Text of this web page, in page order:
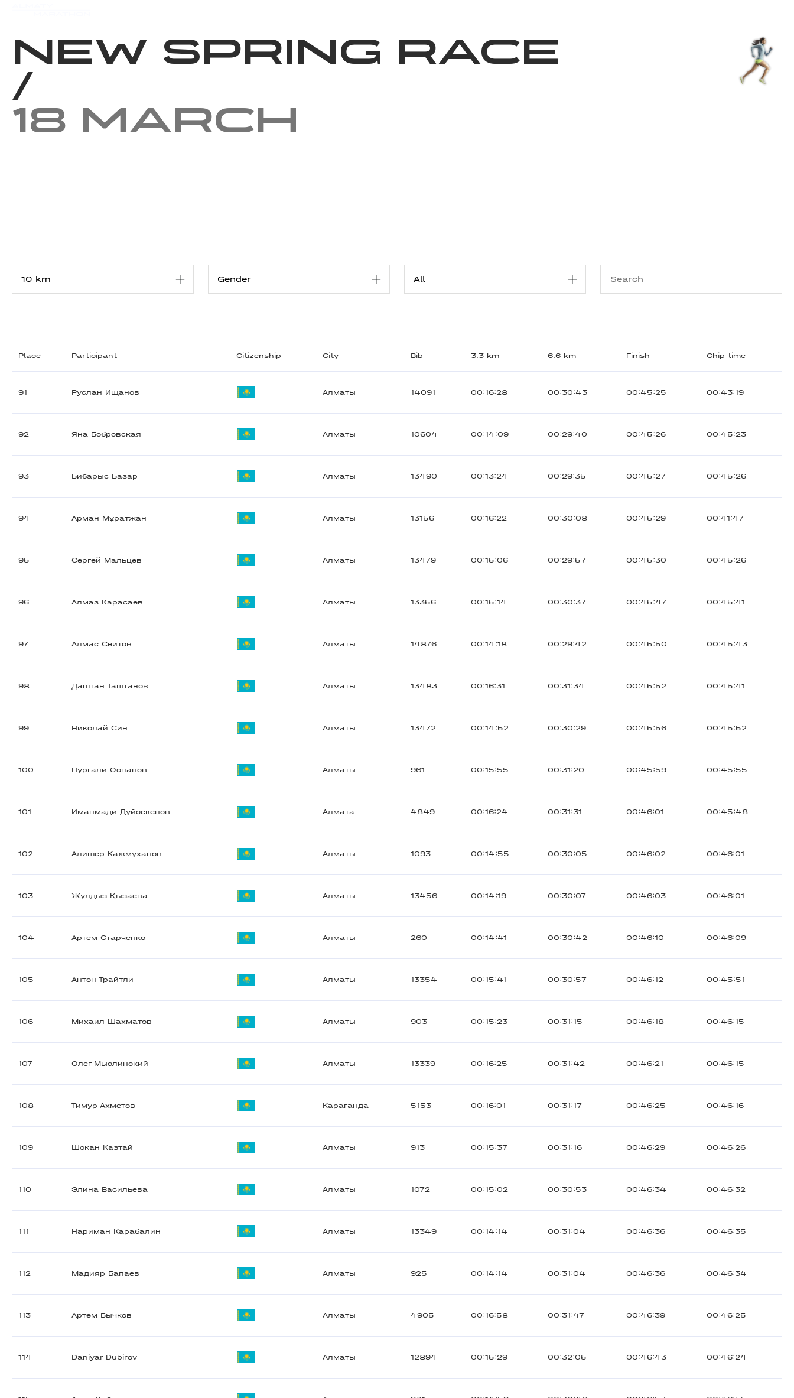
New Spring Race
/
18 March
Place Participant Citizenship City Bib 3.3 km 6.6 km Finish Chip time
91 Руслан Ищанов Алматы 14091 00:16:28 00:30:43 00:45:25 00:43:19
92 Яна Бобровская Алматы 10604 00:14:09 00:29:40 00:45:26 00:45:23
93 Бибарыс Базар Алматы 13490 00:13:24 00:29:35 00:45:27 00:45:26
94 Арман Мұратжан Алматы 13156 00:16:22 00:30:08 00:45:29 00:41:47
95 Сергей Мальцев Алматы 13479 00:15:06 00:29:57 00:45:30 00:45:26
96 Алмаз Карасаев Алматы 13356 00:15:14 00:30:37 00:45:47 00:45:41
97 Алмас Сеитов Алматы 14876 00:14:18 00:29:42 00:45:50 00:45:43
98 Даштан Таштанов Алматы 13483 00:16:31 00:31:34 00:45:52 00:45:41
99 Николай Син Алматы 13472 00:14:52 00:30:29 00:45:56 00:45:52
100 Нургали Оспанов Алматы 961 00:15:55 00:31:20 00:45:59 00:45:55
101 Иманмади Дуйсекенов Алмата 4849 00:16:24 00:31:31 00:46:01 00:45:48
102 Алишер Кажмуханов Алматы 1093 00:14:55 00:30:05 00:46:02 00:46:01
103 Жұлдыз Қызаева Алматы 13456 00:14:19 00:30:07 00:46:03 00:46:01
104 Артем Старченко Алматы 260 00:14:41 00:30:42 00:46:10 00:46:09
105 Антон Трайтли Алматы 13354 00:15:41 00:30:57 00:46:12 00:45:51
106 Михаил Шахматов Алматы 903 00:15:23 00:31:15 00:46:18 00:46:15
107 Олег Мыслинский Алматы 13339 00:16:25 00:31:42 00:46:21 00:46:15
108 Тимур Ахметов Караганда 5153 00:16:01 00:31:17 00:46:25 00:46:16
109 Шокан Казтай Алматы 913 00:15:37 00:31:16 00:46:29 00:46:26
110 Элина Васильева Алматы 1072 00:15:02 00:30:53 00:46:34 00:46:32
111 Нариман Карабалин Алматы 13349 00:14:14 00:31:04 00:46:36 00:46:35
112 Мадияр Бапаев Алматы 925 00:14:14 00:31:04 00:46:36 00:46:34
113 Артем Бычков Алматы 4905 00:16:58 00:31:47 00:46:39 00:46:25
114 Daniyar Dubirov Алматы 12894 00:15:29 00:32:05 00:46:43 00:46:24